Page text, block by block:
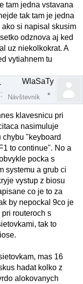
tam jedna vstavana
tak tam je jedna
ako si napisal skusim
odznova aj ked
uz niekolkokrat. A
vytiahnem tu
WlaSaTy
Návštevník
klavesnicu pri
nasimuluje
chybu "keyboard
to continue". No a
pocka s
systemu a grub ci
vystup z biosu
co je to za
by nepockal 9co je
routeroch s
tak to
mas 16
hadat kolko z
alokovanych